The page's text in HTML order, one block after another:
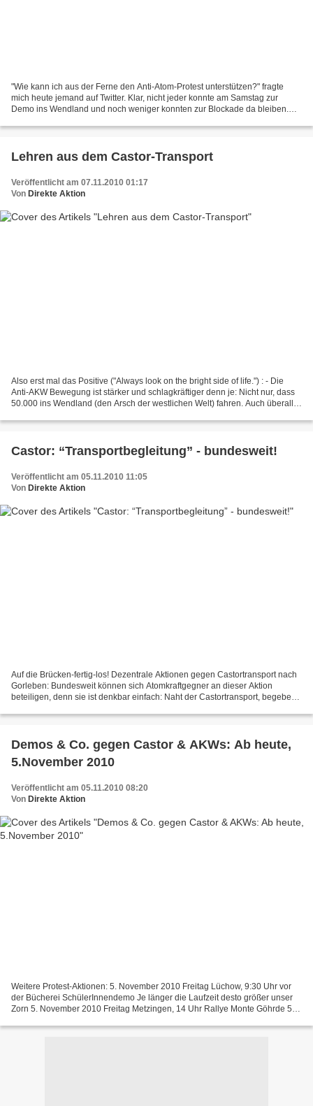
"Wie kann ich aus der Ferne den Anti-Atom-Protest unterstützen?" fragte
mich heute jemand auf Twitter. Klar, nicht jeder konnte am Samstag zur
Demo ins Wendland und noch weniger konnten zur Blockade da bleiben.
Lehren aus dem Castor-Transport
Veröffentlicht am 07.11.2010 01:17
Von Direkte Aktion
Also erst mal das Positive ("Always look on the bright side of life.") : - Die
Anti-AKW Bewegung ist stärker und schlagkräftiger denn je: Nicht nur, dass
50.000 ins Wendland (den Arsch der westlichen Welt) fahren. Auch überall
Castor: “Transportbegleitung” - bundesweit!
Veröffentlicht am 05.11.2010 11:05
Von Direkte Aktion
Auf die Brücken-fertig-los! Dezentrale Aktionen gegen Castortransport nach
Gorleben: Bundesweit können sich Atomkraftgegner an dieser Aktion
beteiligen, denn sie ist denkbar einfach: Naht der Castortransport, begeben
Demos & Co. gegen Castor & AKWs: Ab heute,
5.November 2010
Veröffentlicht am 05.11.2010 08:20
Von Direkte Aktion
Weitere Protest-Aktionen: 5. November 2010 Freitag Lüchow, 9:30 Uhr vor
der Bücherei SchülerInnendemo Je länger die Laufzeit desto größer unser
Zorn 5. November 2010 Freitag Metzingen, 14 Uhr Rallye Monte Göhrde 5.